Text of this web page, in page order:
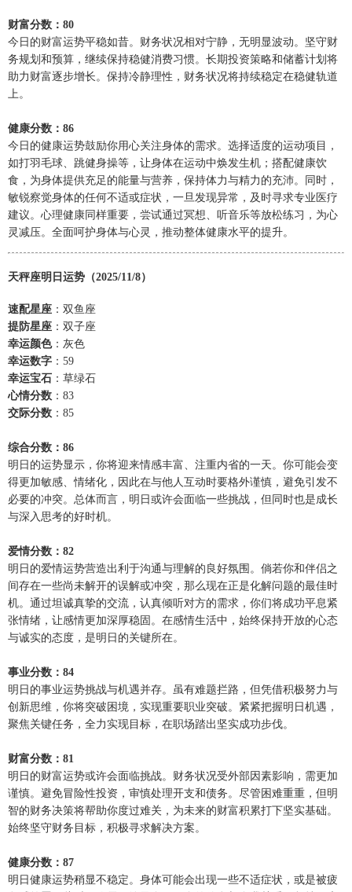
财富分数：80
今日的财富运势平稳如昔。财务状况相对宁静，无明显波动。坚守财
务规划和预算，继续保持稳健消费习惯。长期投资策略和储蓄计划将
助力财富逐步增长。保持冷静理性，财务状况将持续稳定在稳健轨道
上。
健康分数：86
今日的健康运势鼓励你用心关注身体的需求。选择适度的运动项目，
如打羽毛球、跳健身操等，让身体在运动中焕发生机；搭配健康饮
食，为身体提供充足的能量与营养，保持体力与精力的充沛。同时，
敏锐察觉身体的任何不适或症状，一旦发现异常，及时寻求专业医疗
建议。心理健康同样重要，尝试通过冥想、听音乐等放松练习，为心
灵减压。全面呵护身体与心灵，推动整体健康水平的提升。
天秤座明日运势（2025/11/8）
速配星座 ：双鱼座
提防星座 ：双子座
幸运颜色：灰色
幸运数字 ：59
幸运宝石 ：草绿石
心情分数 ：83
交际分数 ：85
综合分数：86
明日的运势显示，你将迎来情感丰富、注重内省的一天。你可能会变
得更加敏感、情绪化，因此在与他人互动时要格外谨慎，避免引发不
必要的冲突。总体而言，明日或许会面临一些挑战，但同时也是成长
与深入思考的好时机。
爱情分数：82
明日的爱情运势营造出利于沟通与理解的良好氛围。倘若你和伴侣之
间存在一些尚未解开的误解或冲突，那么现在正是化解问题的最佳时
机。通过坦诚真挚的交流，认真倾听对方的需求，你们将成功平息紧
张情绪，让感情更加深厚稳固。在感情生活中，始终保持开放的心态
与诚实的态度，是明日的关键所在。
事业分数：84
明日的事业运势挑战与机遇并存。虽有难题拦路，但凭借积极努力与
创新思维，你将突破困境，实现重要职业突破。紧紧把握明日机遇，
聚焦关键任务，全力实现目标，在职场踏出坚实成功步伐。
财富分数：81
明日的财富运势或许会面临挑战。财务状况受外部因素影响，需更加
谨慎。避免冒险性投资，审慎处理开支和债务。尽管困难重重，但明
智的财务决策将帮助你度过难关，为未来的财富积累打下坚实基础。
始终坚守财务目标，积极寻求解决方案。
健康分数：87
明日健康运势稍显不稳定。身体可能会出现一些不适症状，或是被疲